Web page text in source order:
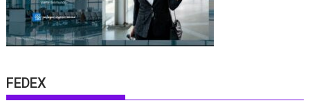
FEDEX